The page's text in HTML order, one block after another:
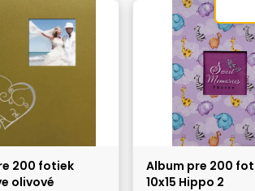
200 fotiek
olivové
Album pre 200
10x15 Hippo 2